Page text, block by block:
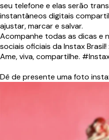
seu telefone e elas serão
instantâneos digitais
ajustar, marcar e salvar.
Acompanhe todas as dicas e
sociais oficiais da Instax Brasil!
Ame, viva, compartilhe.
Dê de presente uma foto